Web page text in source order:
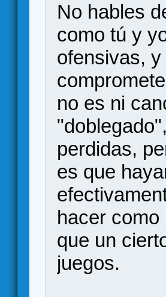
No hables
como tú y
ofensivas,
no es ni
perdidas,
es que
hacer
que un
juegos.